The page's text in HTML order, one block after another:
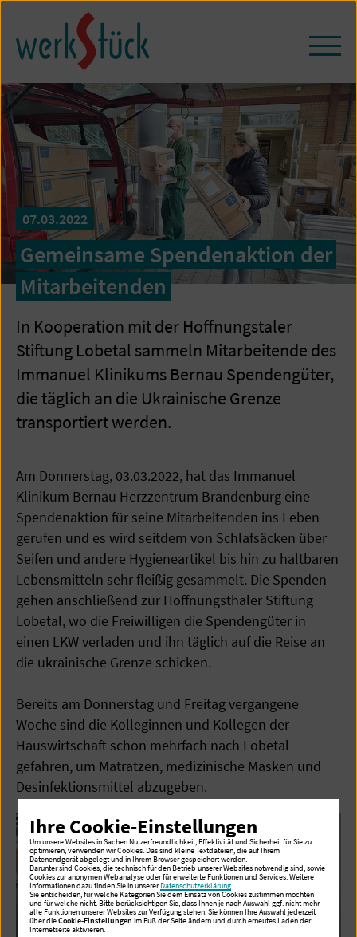
Zum
Seiteninhalt
springen
/
07.03.2022
Gemeinsame Spendenaktion der
Mitarbeitenden
In Kooperation mit der Hoffnungstaler
Stiftung Lobetal sammeln Mitarbeitende des
Immanuel Klinikums Bernau Spendengüter,
die täglich an die Ukrainische Grenze
transportiert werden.
Am Donnerstag, 03.03.2022, hat das Immanuel
Klinikum Bernau Herzzentrum Brandenburg eine
Spendenaktion für seine Mitarbeitenden ins Leben
gerufen und es wird seitdem von Schlafsäcken über
Seifen und andere Hygieneartikel bis hin zu haltbaren
Lebensmitteln sehr fleißig gesammelt. Die Spenden
gehen anschließend zur Hoffnungsthaler Stiftung
Lobetal, wo die Freiwilligen die Spendengüter in
einen LKW verladen und ihn täglich auf die Reise an
die ukrainische Grenze schicken.
Bereits am Donnerstag und Freitag vergangene
Woche sind die Kolleginnen und Kollegen der
Hauswirtschaft schon mehrfach nach Lobetal
gefahren, um Matratzen, medizinische Masken und
Desinfektionsmittel abzugeben.
Ihre Cookie-Einstellungen
Um unsere Websites in Sachen Nutzerfreundlichkeit, Effektivität und Sicherheit für Sie zu
optimieren, verwenden wir Cookies. Das sind kleine Textdateien, die auf Ihrem
Datenendgerät abgelegt und in Ihrem Browser gespeichert werden.
Darunter sind Cookies, die technisch für den Betrieb unserer Websites notwendig sind, sowie
Cookies zur anonymen Webanalyse oder für erweiterte Funktionen und Services. Weitere
Informationen dazu finden Sie in unsererDatenschutzerklärung
Sie entscheiden, für welche Kategorien Sie dem Einsatz von Cookies zustimmen möchten
und für welche nicht. Bitte berücksichtigen Sie, dass Ihnen je nach Auswahl ggf. nicht mehr
alle Funktionen unserer Websites zur Verfügung stehen. Sie können Ihre Auswahl jederzeit
über dieCookie-Einstellungen im Fuß der Seite ändern und durch erneutes Laden der
Internetseite aktivieren.